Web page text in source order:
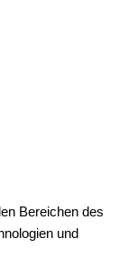
Bereichen des
und